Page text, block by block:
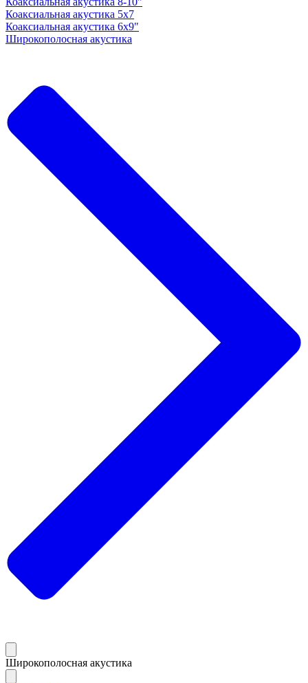
Коаксиальная акустика 5x7
Коаксиальная акустика 6х9"
Широкополосная акустика
Широкополосная акустика